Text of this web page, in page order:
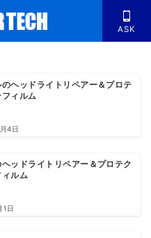
ASK
のヘッドライトリペアー＆プロテ
ィルム
4日
ヘッドライトリペアー＆プロテク
ィルム
1日